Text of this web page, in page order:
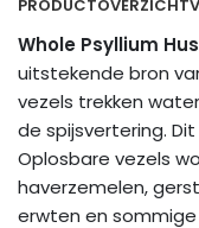
PRODUCTOVERZICHT
Whole Psyllium
uitstekende bron
vezels trekken
de spijsvertering.
Oplosbare vezels
haverzemelen,
erwten en